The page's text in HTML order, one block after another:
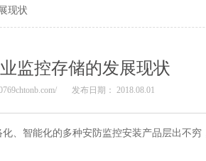
现状
监控存储的发展现状
发布日期： 2018.08.01
、智能化的多种安防监控安装产品层出不穷